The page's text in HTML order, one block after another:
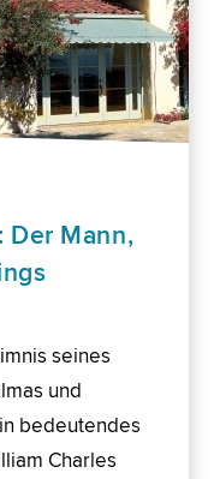
Der Mann,
seines
und
bedeutendes
Charles